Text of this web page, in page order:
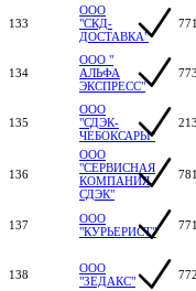
133
ООО
"СКД-
ДОСТАВКА"
134
ООО "
АЛЬФА
ЭКСПРЕСС"
135
ООО
"СДЭК-
ЧЕБОКСАРЫ"
136
ООО
"СЕРВИСНАЯ
КОМПАНИЯ
СДЭК"
137
ООО
"КУРЬЕРИСТ"
138
ООО
"ЗЕДАКС"